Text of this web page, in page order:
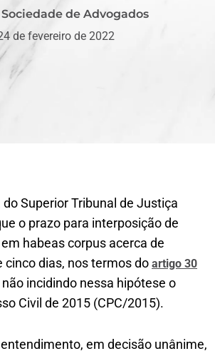
de Advogados
de fevereiro de 2022
Superior Tribunal de Justiça
o prazo para interposição de
habeas corpus acerca de
cinco dias, nos termos do artigo 30
não incidindo nessa hipótese o
Civil de 2015 (CPC/2015).
em decisão unânime,